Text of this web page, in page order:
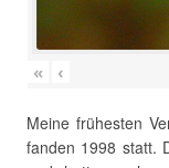
« ‹
Meine frühesten
fanden 1998 statt.